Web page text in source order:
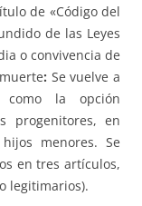
de «Código del
de las Leyes
o convivencia de
: Se vuelve a
como la opción
progenitores, en
menores. Se
en tres artículos,
legitimarios).